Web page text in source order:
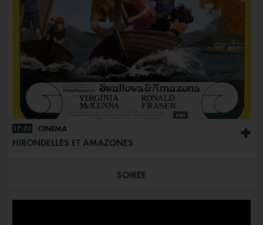
+
17:01 CINÉMA
HIRONDELLES ET AMAZONES
SOIRÉE